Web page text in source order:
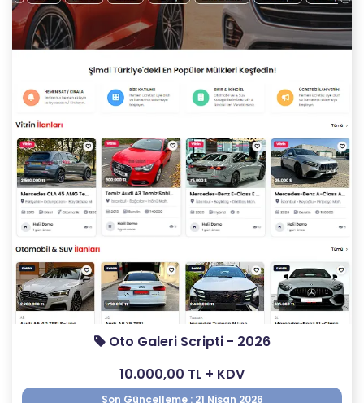
Oto Galeri Scripti - 2026
10.000,00 TL + KDV
Son Güncelleme : 21 Nisan 2026